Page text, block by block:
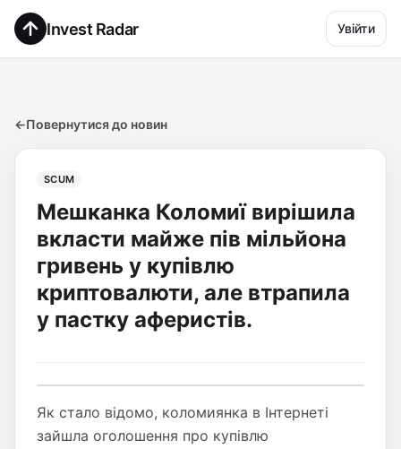
Invest Radar Увійти
←Повернутися до новин
SCUM
Мешканка Коломиї вирішила
вкласти майже пів мільйона
гривень у купівлю
криптовалюти, але втрапила
у пастку аферистів.
Як стало відомо, коломиянка в Інтернеті
зайшла оголошення про купівлю